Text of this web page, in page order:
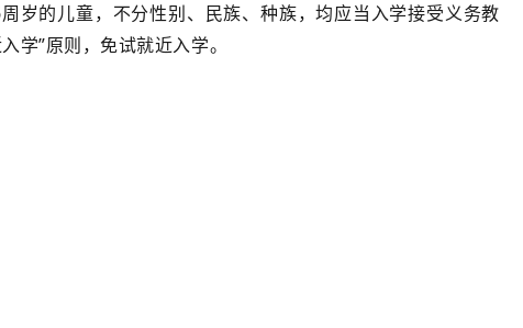
岁的儿童，不分性别、民族、种族，均应当入学接受义务教
学”原则，免试就近入学。